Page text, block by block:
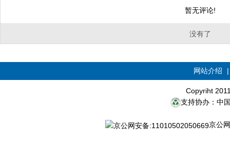
暂无评论!
没有了
网站介绍
Copyriht
支持协办：中
京公